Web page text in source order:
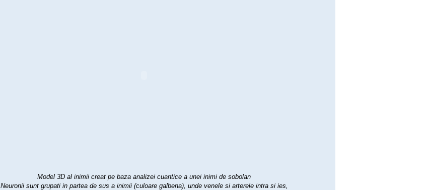
Model 3D al inimii creat pe baza analizei cuantice a unei inimi de sobolan
Neuronii sunt grupati in partea de sus a inimii (culoare galbena), unde venele si arterele intra si ies,